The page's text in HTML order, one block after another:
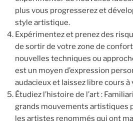
plus vous progresserez et
style artistique.
Expérimentez et prenez des
de sortir de votre zone de
nouvelles techniques ou
est un moyen d’expression
audacieux et laissez libre cours
Étudiez l’histoire de l’art :
grands mouvements artistiques
les artistes renommés qui ont